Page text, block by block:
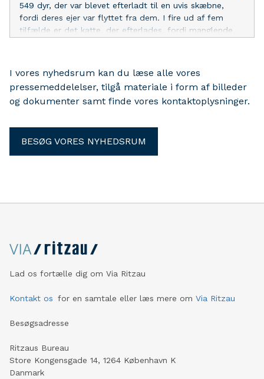
549 dyr, der var blevet efterladt til en uvis skæbne,
fordi deres ejer var flyttet fra dem. I fire ud af fem
tilfælde er det katte, der efterlades, fordi manglende
I vores nyhedsrum kan du læse alle vores
pressemeddelelser, tilgå materiale i form af billeder
og dokumenter samt finde vores kontaktoplysninger.
BESØG VORES NYHEDSRUM
Lad os fortælle dig om Via Ritzau
Kontakt os for en samtale eller læs mere om Via Ritzau
Besøgsadresse
Ritzaus Bureau
Store Kongensgade 14, 1264 København K
Danmark